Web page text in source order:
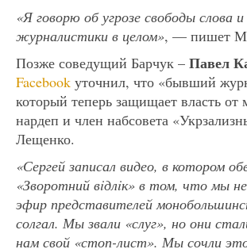
«Я говорю об угрозе свободы слова
журналистики в целом», — пишет
Позже соведущий Барчук – Павел
Facebook уточнил, что «бывший
который теперь защищает власть от
нардеп и член набсовета
Лещенко.
«Сергей записал видео, в котором
«Зворотний вiдлiк» в том, что мы не
эфир представителей
солгал. Мы звали «слуг», но они
нам свой «стоп-лист». Мы сочли